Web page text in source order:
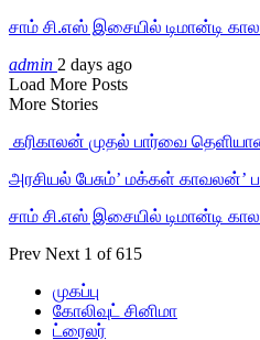
சாம் சி.எஸ் இசையில் டிமான்டி
admin 2 days ago
Load More Posts
More Stories
கரிகாலன் முதல் பார்வை
அரசியல் பேசும்’ மக்கள்
சாம் சி.எஸ் இசையில் டிமான்டி
Prev Next 1 of 615
முகப்பு
கோலிவுட் சினிமா
ட்ரைலர்